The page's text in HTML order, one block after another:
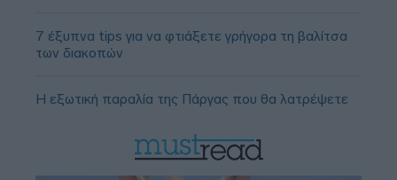
7 έξυπνα tips για να φτιάξετε γρήγορα τη βαλίτσα
των διακοπών
Η εξωτική παραλία της Πάργας που θα λατρέψετε